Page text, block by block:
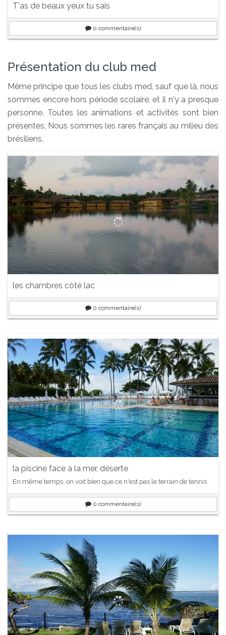
T'as de beaux yeux tu sais
0 commentaire(s)
Présentation du club med
Même principe que tous les clubs med, sauf que là, nous
sommes encore hors période scolaire, et il n'y a presque
personne. Toutes les animations et activités sont bien
présentes, Nous sommes les rares français au milieu des
brésiliens.
les chambres côté lac
0 commentaire(s)
la piscine face à la mer, déserte
En même temps, on voit bien que ce n'est pas le terrain de tennis
0 commentaire(s)